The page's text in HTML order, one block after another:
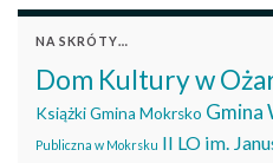
NA SKRÓTY…
Dom Kultury w
KsiążkiGmina Mokrsko Gmina
Publiczna w Mokrsku II LO im.